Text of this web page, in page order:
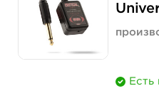
Есть